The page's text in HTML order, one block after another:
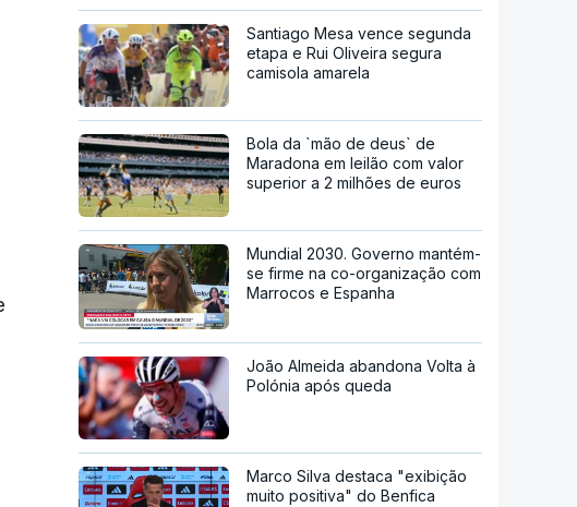
Santiago Mesa vence segunda
etapa e Rui Oliveira segura
camisola amarela
Bola da `mão de deus` de
Maradona em leilão com valor
superior a 2 milhões de euros
Mundial 2030. Governo mantém-
se firme na co-organização com
Marrocos e Espanha
João Almeida abandona Volta à
Polónia após queda
Marco Silva destaca "exibição
muito positiva" do Benfica